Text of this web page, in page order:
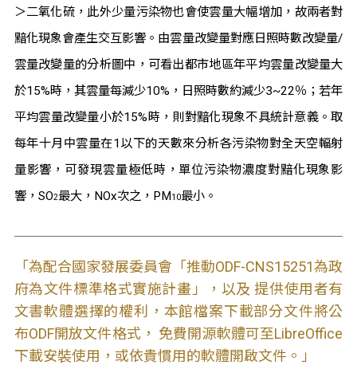
＞二氧化硫，此外少量污染物也會使雲量大幅增加，故兩者對
黯化現象會產生交互影響。由雲量改變量對應日照時數改變量/
雲量改變量的分析圖中，可看出都市地區年平均雲量改變量大
於15%時，其雲量每減少10% ，日照時數約減少3~22％；若年
平均雲量改變量小於15%時，則對黯化現象不具統計意義。取
每年十月中雲量在1以下的天數來分析各污染物對全天空輻射
量影響，可發現雲量極低時，單位污染物濃度對黯化現象影
響， SO2最大， NOx次之， PM10最小。
「為配合國家發展委員會「推動ODF-CNS15251為政
府為文件標準格式實施計畫」，以及 提供使用者有
文書軟體選擇的權利，本館檔案下載部分文件將公
布ODF開放文件格式， 免費開源軟體可至LibreOffice
下載安裝使用，或依貴慣用的軟體開啟文件。」